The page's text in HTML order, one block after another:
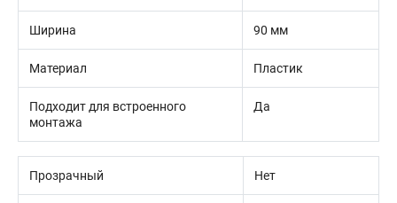
Ширина 90 мм
Материал Пластик
Подходит для встроенного
монтажа
Да
Прозрачный Нет